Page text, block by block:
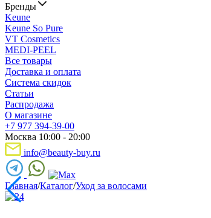
Бренды
Keune
Keune So Pure
VT Cosmetics
MEDI-PEEL
Все товары
Доставка и оплата
Система скидок
Статьи
Распродажа
О магазине
+7 977 394-39-00
Москва 10:00 - 20:00
info@beauty-buy.ru
Главная/Каталог/Уход за волосами